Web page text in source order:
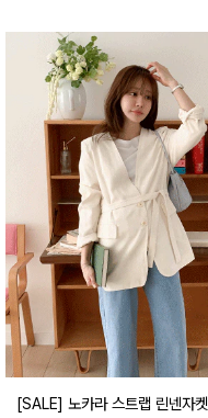
[SALE] 노카라 스트랩 린넨자켓